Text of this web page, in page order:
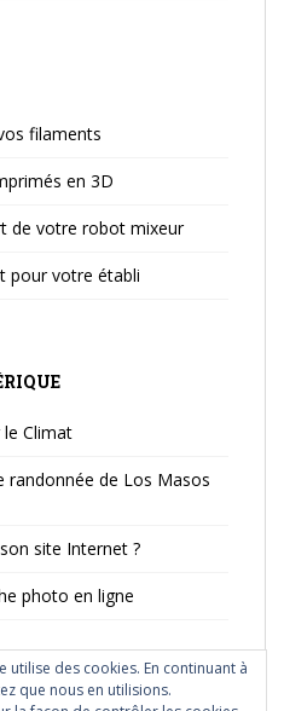
filaments
en 3D
de votre robot mixeur
pour votre établi
Climat
randonnée de Los Masos
site Internet ?
photo en ligne
utilise des cookies. En continuant à
que nous en utilisions.